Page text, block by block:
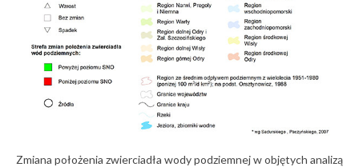
Zmiana położenia zwierciadła wody podziemnej w objętych analizą